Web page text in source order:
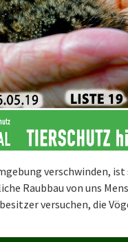
verschwinden, ist
Raubbau von uns
versuchen, die